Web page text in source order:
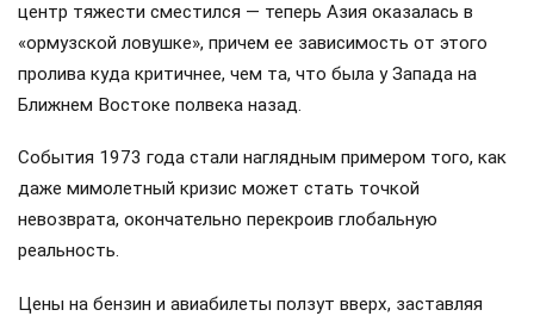
центр тяжести сместился — теперь Азия оказалась в
«ормузской ловушке», причем ее зависимость от этого
пролива куда критичнее, чем та, что была у Запада на
Ближнем Востоке полвека назад.
События 1973 года стали наглядным примером того, как
даже мимолетный кризис может стать точкой
невозврата, окончательно перекроив глобальную
реальность.
Цены на бензин и авиабилеты ползут вверх, заставляя